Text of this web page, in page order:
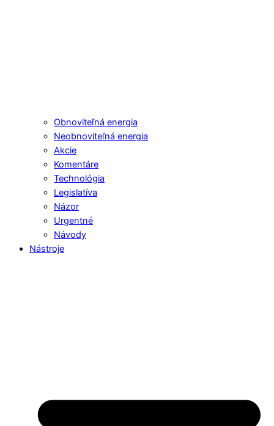
Obnoviteľná energia
Neobnoviteľná energia
Akcie
Komentáre
Technológia
Legislatíva
Názor
Urgentné
Návody
Nástroje